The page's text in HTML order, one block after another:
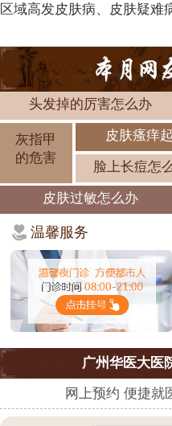
区域高发皮肤病、皮肤疑难
头发掉的厉害怎么办
灰指甲
的危害
皮肤瘙痒
脸上长痘怎
皮肤过敏怎么办
温馨服务
广州华医大医
网上预约 便捷就